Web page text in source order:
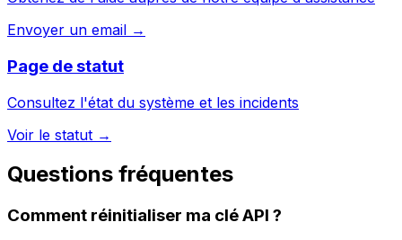
Envoyer un email →
Page de statut
Consultez l'état du système et les incidents
Voir le statut →
Questions fréquentes
Comment réinitialiser ma clé API ?